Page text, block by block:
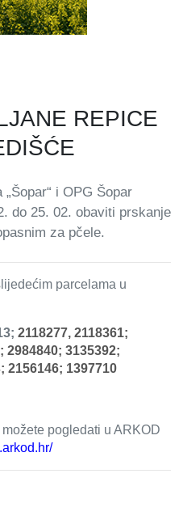
REPICE
i OPG Šopar
do 25. 02. obaviti prskanje
za pčele.
parcelama u
2118277, 2118361;
2984840; 3135392;
2156146; 1397710
pogledati u ARKOD